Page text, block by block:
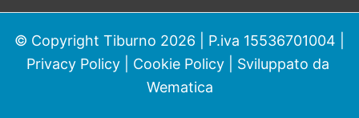
© Copyright Tiburno 2026 | P.iva 15536701004 |
Privacy Policy| Cookie Policy| Sviluppato da
Wematica